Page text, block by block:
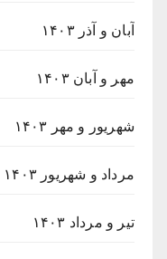
آبان و آذر ۱۴۰۳
مهر و آبان ۱۴۰۳
شهریور و مهر ۱۴۰۳
مرداد و شهریور ۱۴۰۳
تیر و مرداد ۱۴۰۳